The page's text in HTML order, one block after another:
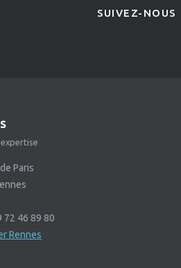
SUIVEZ-NOUS
Paris
72 46 89 80
Rennes